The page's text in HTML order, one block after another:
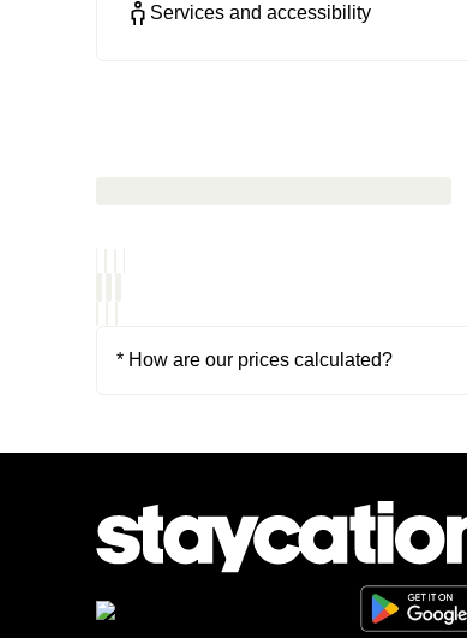
Services and accessibility
* How are our prices calculated?